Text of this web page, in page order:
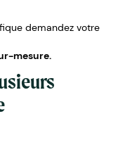
demandez votre
mesure.